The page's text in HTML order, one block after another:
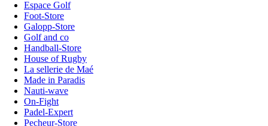
Espace Golf
Foot-Store
Galopp-Store
Golf and co
Handball-Store
House of Rugby
La sellerie de Maé
Made in Paradis
Nauti-wave
On-Fight
Padel-Expert
Pecheur-Store